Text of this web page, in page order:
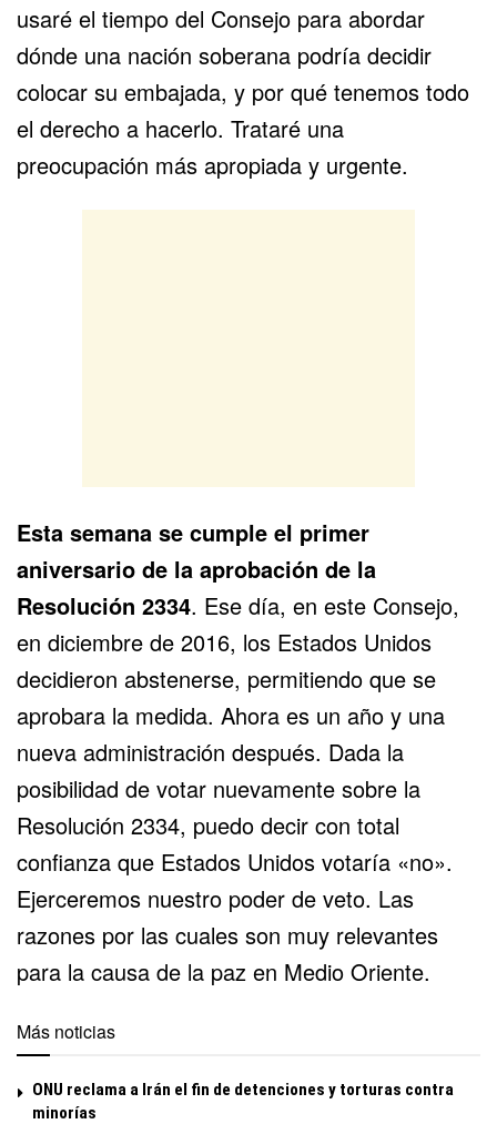
usaré el tiempo del Consejo para abordar
dónde una nación soberana podría decidir
colocar su embajada, y por qué tenemos todo
el derecho a hacerlo. Trataré una
preocupación más apropiada y urgente.
Esta semana se cumple el primer
aniversario de la aprobación de la
Resolución 2334. Ese día, en este Consejo,
en diciembre de 2016, los Estados Unidos
decidieron abstenerse, permitiendo que se
aprobara la medida. Ahora es un año y una
nueva administración después. Dada la
posibilidad de votar nuevamente sobre la
Resolución 2334, puedo decir con total
confianza que Estados Unidos votaría «no».
Ejerceremos nuestro poder de veto. Las
razones por las cuales son muy relevantes
para la causa de la paz en Medio Oriente.
Más noticias
ONU reclama a Irán el fin de detenciones y torturas contra
minorías